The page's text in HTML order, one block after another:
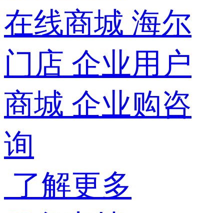
在线商城 海尔
门店 企业用户
商城 企业购咨
询
了解更多